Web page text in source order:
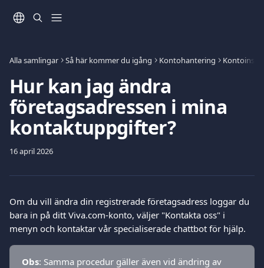
Alla samlingar Så här kommer du igång Kontohantering
Hur kan jag ändra
företagsadressen i mina
kontaktuppgifter?
16 april 2026
Om du vill ändra din registrerade företagsadress loggar du
bara in på ditt Viva.com-konto, väljer "Kontakta oss" i
menyn och kontaktar vår specialiserade chattbot för hjälp.
Obs: Samma procedur gäller även vid ändring av